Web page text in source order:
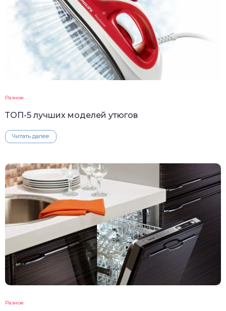
Разное
ТОП-5 лучших моделей утюгов
Читать далее
Разное